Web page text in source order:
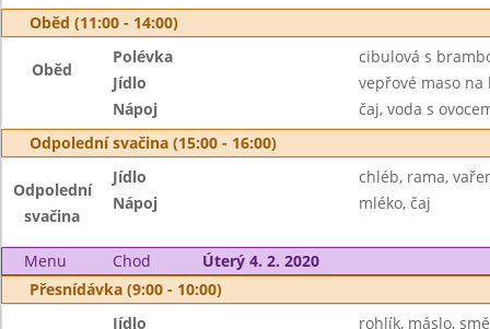
Oběd (11:00 - 14:00)
Oběd
Polévka
cibulová s
Jídlo
vepřové maso
Nápoj
čaj, voda s
Odpolední svačina (15:00 - 16:00)
Odpolední
svačina
Jídlo
chléb, rama,
Nápoj
mléko, čaj
Menu Chod
Úterý 4. 2. 2020
Přesnídávka (9:00 - 10:00)
Jídlo
rohlík, máslo,